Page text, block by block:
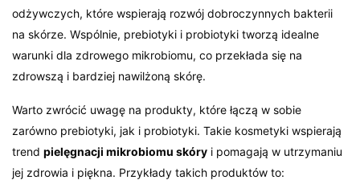
odżywczych, które wspierają rozwój dobroczynnych bakterii
na skórze. Wspólnie, prebiotyki i probiotyki tworzą idealne
warunki dla zdrowego mikrobiomu, co przekłada się na
zdrowszą i bardziej nawilżoną skórę.
Warto zwrócić uwagę na produkty, które łączą w sobie
zarówno prebiotyki, jak i probiotyki. Takie kosmetyki wspierają
trendpielęgnacji mikrobiomu skóry i pomagają w utrzymaniu
jej zdrowia i piękna. Przykłady takich produktów to: